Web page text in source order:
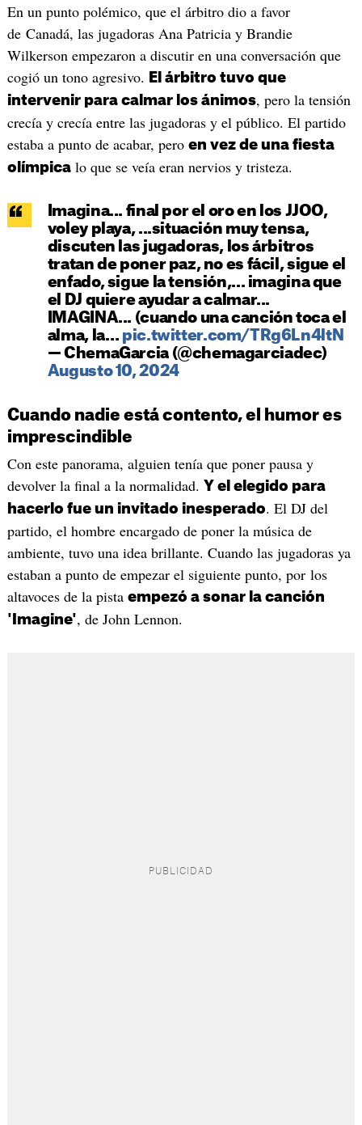
En un punto polémico, que el árbitro dio a favor
de Canadá, las jugadoras Ana Patricia y Brandie
Wilkerson empezaron a discutir en una conversación que
cogió un tono agresivo.
El árbitro tuvo que
intervenir para calmar los ánimos, pero la tensión
crecía y crecía entre las jugadoras y el público. El partido
estaba a punto de acabar, pero en vez de una fiesta
olímpicalo que se veía eran nervios y tristeza.
Imagina... final por el oro en los JJOO,
voley playa, ...situación muy tensa,
discuten las jugadoras, los árbitros
tratan de poner paz, no es fácil, sigue el
enfado, sigue la tensión,... imagina que
el DJ quiere ayudar a calmar...
IMAGINA... (cuando una canción toca el
alma, la… pic.twitter.com/TRg6Ln4ltN
— ChemaGarcia (@chemagarciadec)
Augusto 10, 2024
Cuando nadie está contento, el humor es
imprescindible
Con este panorama, alguien tenía que poner pausa y
devolver la final a la normalidad. Y el elegido para
hacerlo fue un invitado inesperado. El DJ del
partido, el hombre encargado de poner la música de
ambiente, tuvo una idea brillante. Cuando las jugadoras ya
estaban a punto de empezar el siguiente punto, por los
altavoces de la pista empezó a sonar la canción
'Imagine', de John Lennon.